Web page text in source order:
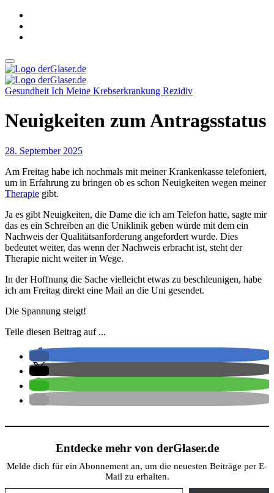
Zum
Inhalt
springen
derGlaser.de
Mein Leben mit Frau, zwei Kindern und Katze
Gesundheit Ich Meine Krebserkrankung Rezidiv
Neuigkeiten zum Antragsstatus
28. September 2025
Am Freitag habe ich nochmals mit meiner Krankenkasse telefoniert,
um in Erfahrung zu bringen ob es schon Neuigkeiten wegen meiner
Therapie gibt.
Ja es gibt Neuigkeiten, die Dame die ich am Telefon hatte, sagte mir
das es ein Schreiben an die Uniklinik geben würde mit dem ein
Nachweis der Qualitätsanforderung angefordert wurde. Dies
bedeutet weiter, das wenn der Nachweis erbracht ist, steht der
Therapie nicht weiter in Wege.
In der Hoffnung die Sache vielleicht etwas zu beschleunigen, habe
ich am Freitag direkt eine Mail an die Uni gesendet.
Die Spannung steigt!
Teile diesen Beitrag auf ...
Entdecke mehr von derGlaser.de
Melde dich für ein Abonnement an, um die neuesten Beiträge per E-
Mail zu erhalten.
Gib deine E-Mail-Adresse ein ...